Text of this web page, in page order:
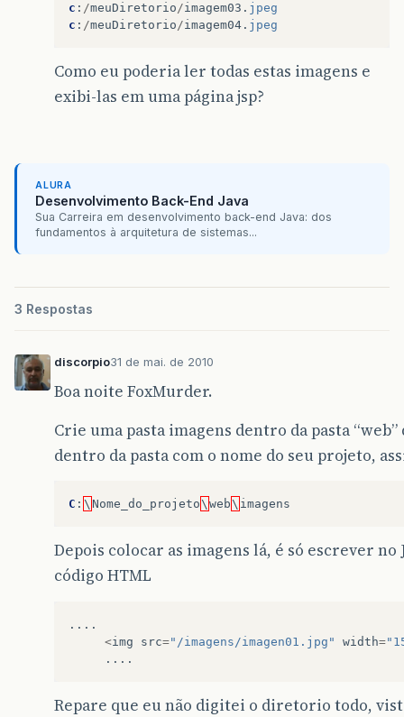
c : /meuDiretorio/imagem03 . jpeg
c : /meuDiretorio/imagem04 . jpeg
Como eu poderia ler todas estas imagens e
exibi-las em uma página jsp?
ALURA
Desenvolvimento Back-End Java
Sua Carreira em desenvolvimento back-end Java: dos
fundamentos à arquitetura de sistemas...
3 Respostas
discorpio31 de mai. de 2010
Boa noite FoxMurder.
Crie uma pasta imagens dentro da pasta
dentro da pasta com o nome do seu projeto,
C : \ Nome_do_projeto\ web\ imagens
Depois colocar as imagens lá, é só escrever no
código HTML
....
<img src="/imagens/imagen01.jpg" width=
....
Repare que eu não digitei o diretorio todo,